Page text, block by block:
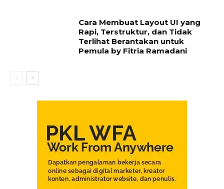
Cara Membuat Layout UI yang
Rapi, Terstruktur, dan Tidak
Terlihat Berantakan untuk
Pemula by Fitria Ramadani